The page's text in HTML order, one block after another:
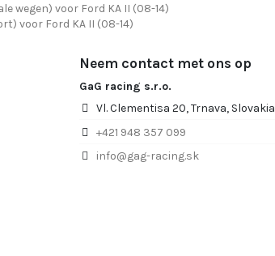
wegen) voor Ford KA II (08-14)
voor Ford KA II (08-14)
Neem contact met ons op
GaG racing s.r.o.
Vl. Clementisa 20, Trnava, Slovakia
+421 948 357 099
info@gag-racing.sk